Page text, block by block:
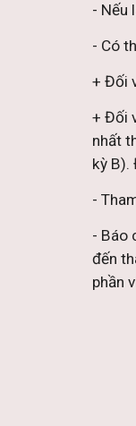
- Nếu
- Có
+ Đối
+ Đối
nhất
kỳ B).
-
- Báo
đến
phần